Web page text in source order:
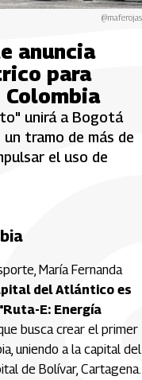
@maferojas
anuncia
para
Colombia
unirá a Bogotá
tramo de más de
el uso de
María Fernanda
del Atlántico es
E: Energía
busca crear el primer
uniendo a la capital del
de Bolívar, Cartagena.